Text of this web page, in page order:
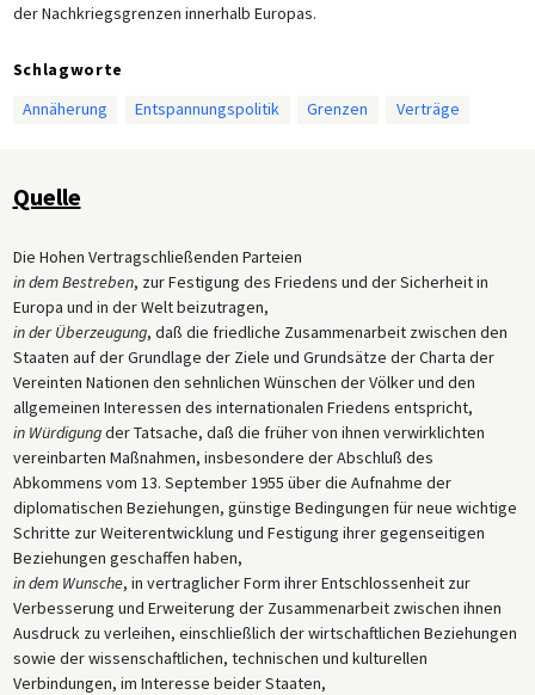
der Nachkriegsgrenzen innerhalb Europas.
Schlagworte
Annäherung
Entspannungspolitik Grenzen Verträge
Quelle
Die Hohen Vertragschließenden Parteien
in dem Bestreben, zur Festigung des Friedens und der Sicherheit in
Europa und in der Welt beizutragen,
in der Überzeugung, daß die friedliche Zusammenarbeit zwischen den
Staaten auf der Grundlage der Ziele und Grundsätze der Charta der
Vereinten Nationen den sehnlichen Wünschen der Völker und den
allgemeinen Interessen des internationalen Friedens entspricht,
in Würdigungder Tatsache, daß die früher von ihnen verwirklichten
vereinbarten Maßnahmen, insbesondere der Abschluß des
Abkommens vom 13. September 1955 über die Aufnahme der
diplomatischen Beziehungen, günstige Bedingungen für neue wichtige
Schritte zur Weiterentwicklung und Festigung ihrer gegenseitigen
Beziehungen geschaffen haben,
in dem Wunsche, in vertraglicher Form ihrer Entschlossenheit zur
Verbesserung und Erweiterung der Zusammenarbeit zwischen ihnen
Ausdruck zu verleihen, einschließlich der wirtschaftlichen Beziehungen
sowie der wissenschaftlichen, technischen und kulturellen
Verbindungen, im Interesse beider Staaten,